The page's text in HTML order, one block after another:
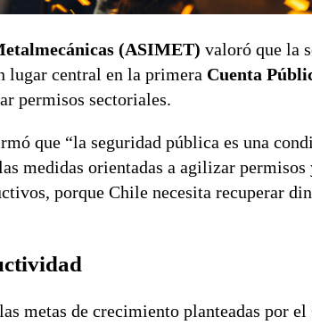
(ASIMET) valoró que la
lugar central en la primera Cuenta
permisos sectoriales.
que “la seguridad pública es una
medidas orientadas a agilizar
porque Chile necesita recuperar
metas de crecimiento planteadas por